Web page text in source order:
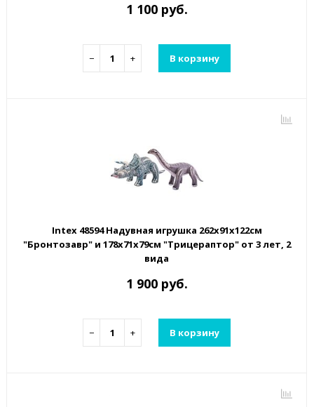
1 100 руб.
− + В корзину
Intex 48594 Надувная игрушка 262х91х122см
"Бронтозавр" и 178х71х79см "Трицераптор" от 3 лет, 2
вида
1 900 руб.
− + В корзину